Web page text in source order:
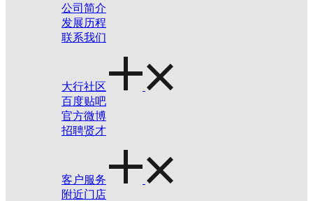
公司简介
发展历程
联系我们
大行社区
百度贴吧
官方微博
招聘贤才
客户服务
附近门店